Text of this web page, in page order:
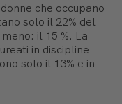
che occupano
solo il 22% del
il 15 %. La
in discipline
solo il 13% e in